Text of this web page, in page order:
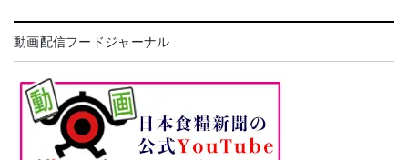
動画配信フードジャーナル